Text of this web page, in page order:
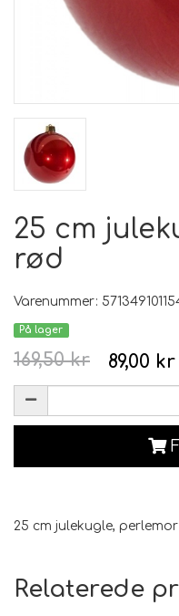
25 cm
rød
Varenummer:
På lager
89,00 kr
169,50 kr
25 cm julekugle,
Relaterede